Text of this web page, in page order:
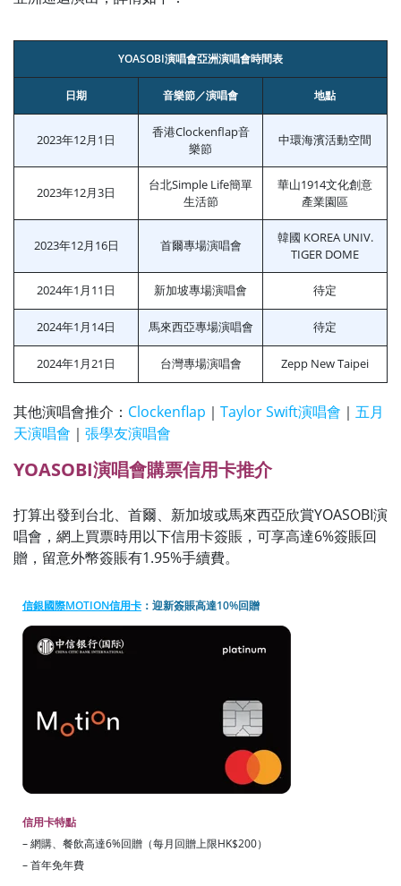
YOASOBI演唱會亞洲演唱會時間表
日期 音樂節／演唱會 地點
2023年12月1日
香港Clockenflap音
樂節
中環海濱活動空間
2023年12月3日
台北Simple Life簡單
生活節
華山1914文化創意
產業園區
2023年12月16日 首爾專場演唱會
韓國 KOREA UNIV.
TIGER DOME
2024年1月11日 新加坡專場演唱會 待定
2024年1月14日 馬來西亞專場演唱會 待定
2024年1月21日 台灣專場演唱會 Zepp New Taipei
其他演唱會推介： Clockenflap ｜ Taylor Swift演唱會 ｜ 五月
天演唱會 ｜ 張學友演唱會
YOASOBI演唱會購票信用卡推介
打算出發到台北、首爾、新加坡或馬來西亞欣賞YOASOBI演
唱會，網上買票時用以下信用卡簽賬，可享高達6%簽賬回
贈，留意外幣簽賬有1.95%手續費。
信銀國際MOTION信用卡 ：迎新簽賬高達10%回贈
信用卡特點
– 網購、餐飲高達6%回贈（每月回贈上限HK$200）
– 首年免年費